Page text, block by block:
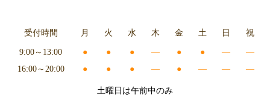
受付時間 月 火 水 木 金 土 日 祝
9:00～13:00 ● ● ● ― ● ● ―
―
16:00～20:00
● ● ● ― ● ― ― ―
土曜日は午前中のみ